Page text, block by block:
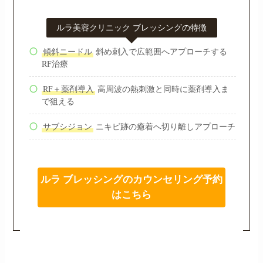
ルラ美容クリニック ブレッシングの特徴
傾斜ニードル 斜め刺入で広範囲へアプローチする
RF治療
RF＋薬剤導入 高周波の熱刺激と同時に薬剤導入ま
で狙える
サブシジョン ニキビ跡の癒着へ切り離しアプローチ
ルラ ブレッシングのカウンセリング予約
はこちら